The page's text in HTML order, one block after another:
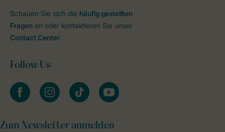
Schauen Sie sich die häufig gestellten
Fragen an oder kontaktieren Sie unser
Contact Center.
Follow Us
facebookinstagramtiktok youtube
Zum Newsletter anmelden